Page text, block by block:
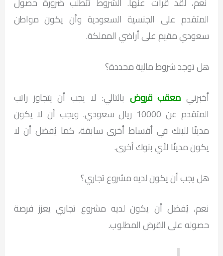
المتقدم على الجنسية السعودية وأن يكون مواطن
سعودي مقيم على أراضي المملكة.
هل توجد شروط مالية محددة؟
أخبرني معقب قروض بالتالي: لا يجب أن يتجاوز راتب
المتقدم عن 10000 ريال سعودي. ويجب أن لا يكون
مدينًا للبنك في أقساط أخرى سابقة، كما يُفضل أن لا
يكون مدينًا لأي بنوك أخرى.
هل يجب أن يكون لديه مشروع تجاري؟
نعم، يُفضل أن يكون لديه مشروع تجاري يعزز فرصة
حصوله على القرض المطلوب.